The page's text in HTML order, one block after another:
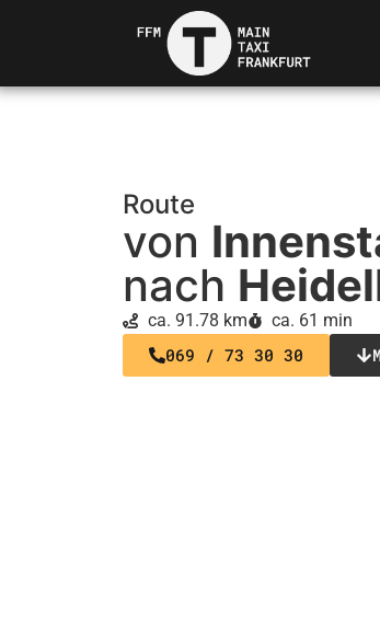
Route
von
nach
ca. 91.78 km ca. 61 min
069 / 73 30 30